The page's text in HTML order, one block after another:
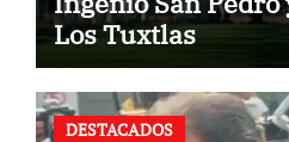
Los Tuxtlas
DESTACADOS